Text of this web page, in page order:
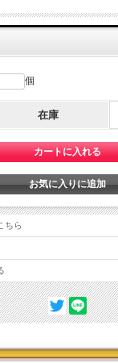
リ酢酸テトラステアリン酸
タノール、シリカ、メタク
個
在庫
ちら